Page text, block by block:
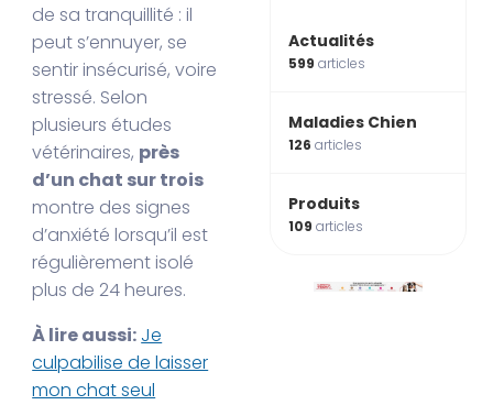
de sa tranquillité : il
peut s’ennuyer, se
sentir insécurisé, voire
stressé. Selon
plusieurs études
vétérinaires, près
d’un chat sur trois
montre des signes
d’anxiété lorsqu’il est
régulièrement isolé
plus de 24 heures.
À lire aussi: Je
culpabilise de laisser
mon chat seul
Actualités
599articles
Maladies Chien
126articles
Produits
109articles